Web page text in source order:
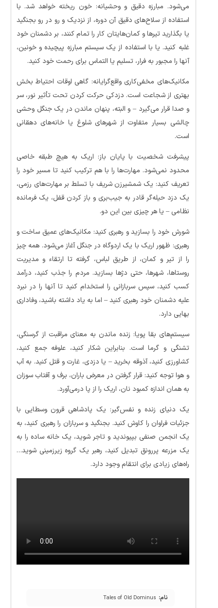
می‌شود. مبارزه دقیق و وحشیانه: خون ریخته خواهد شد. با
استفاده از سلاح‌های دقیق آن دوره، از نزدیک و رو در رو بجنگید
یا بگذارید تیرها و کمان‌هایتان کار را تمام کنند، بر دشمنان خود
غلبه کنید. یا با استفاده از یک سیستم مبارزه پیچیده و خونین،
آنها را مجبور به فرار، تسلیم یا التماس برای رحمت خود کنید.
مکانیک‌های مخفی‌کاری واقع‌گرایانه: گاهی اوقات احتیاط بخش
بهتری از شجاعت است. دزدکی حرکت کردن تحت تأثیر نور، سر
و صدا قرار می‌گیرد – و البته، پنهان ماندن در یک جنگل وحشی
چالشی بسیار متفاوت از شهرهای شلوغ یا خانه‌های دهقانی
است.
پیشرفت شخصیت با پایان باز: اریک به هیچ طبقه خاصی
محدود نمی‌شود. مهارت‌ها را با هم ترکیب کنید تا مسیر خود را
تعریف کنید: یک شمشیرزن شریف با تسلط بر مهارت‌های رزمی،
یک دزد حیله‌گر قادر به جیب‌بری و باز کردن قفل، یک فرمانده
نظامی – یا هر چیزی بین این دو.
شورش خود را بسازید و رهبری کنید: مکانیک‌های عمیق ساخت و
رهبری: ظهور اریک با یک اردوگاه در جنگل آغاز می‌شود. همه چیز
را از تیر و کمان، از طریق لباس، گرفته تا ارتقاء و مدیریت
روستاها، شهرها، حتی دژها بسازید. مردم را جذب کنید، درآمد
کسب کنید، سپس سربازانی را استخدام کنید تا آنها را در نبرد
علیه دشمنان خود رهبری کنید – اما به یاد داشته باشید، وفاداری
بهایی دارد.
سیستم‌های بقا پویا: زنده ماندن به معنای مراقبت از گرسنگی،
تشنگی و گرما است. بنابراین شکار کنید، علوفه جمع کنید،
کشاورزی کنید، آذوقه بخرید – یا دزدی، غارت و قتل کنید. به آب
و هوا توجه کنید: قرار گرفتن در معرض باران، برف و آفتاب سوزان
به همان اندازه کمبود نان، اریک را از پا درمی‌آورد.
یک دنیای زنده و نفس‌گیر: یک پادشاهی قرون وسطایی با
جزئیات فراوان را کاوش کنید. بجنگید و سربازان را رهبری کنید، به
یک انجمن صنفی بپیوندید و تاجر شوید، یک خانه ساده را به
یک مزرعه پررونق تبدیل کنید، رهبر یک گروه زیرزمینی شوید…
راه‌های زیادی برای انتقام وجود دارد.
نام: Tales of Old Dominus